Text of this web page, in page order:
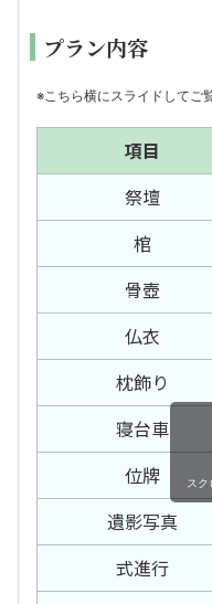
プラン内容
※こちら横にスライドしてご
項目
祭壇
棺
骨壺
仏衣
枕飾り
寝台車
位牌
遺影写真
式進行
スク